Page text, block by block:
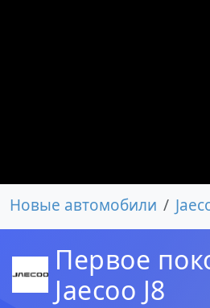
Новые автомобили
Первое
Jaecoo J8